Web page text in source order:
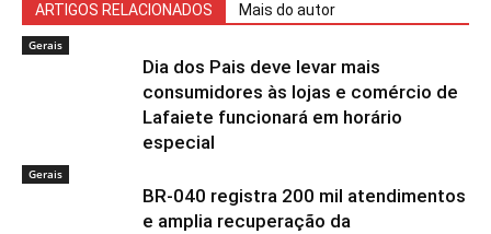
ARTIGOS RELACIONADOS Mais do autor
Gerais
Dia dos Pais deve levar mais
consumidores às lojas e comércio de
Lafaiete funcionará em horário
especial
Gerais
BR-040 registra 200 mil atendimentos
e amplia recuperação da